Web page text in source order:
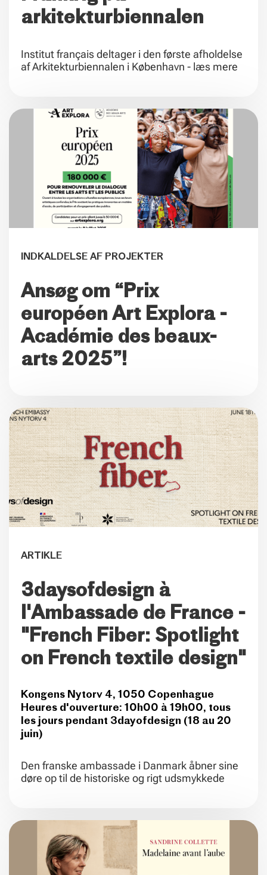
arkitekturbiennalen
Institut français deltager i den første afholdelse
af Arkitekturbiennalen i København - læs mere
INDKALDELSE AF PROJEKTER
Ansøg om “Prix
européen Art Explora -
Académie des beaux-
arts 2025”!
ARTIKLE
3daysofdesign à
l'Ambassade de France -
"French Fiber: Spotlight
on French textile design"
Kongens Nytorv 4, 1050 Copenhague
Heures d'ouverture: 10h00 à 19h00, tous
les jours pendant 3dayofdesign (18 au 20
juin)
Den franske ambassade i Danmark åbner sine
døre op til de historiske og rigt udsmykkede